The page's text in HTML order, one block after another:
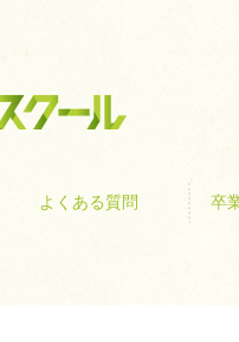
よくある質問 卒